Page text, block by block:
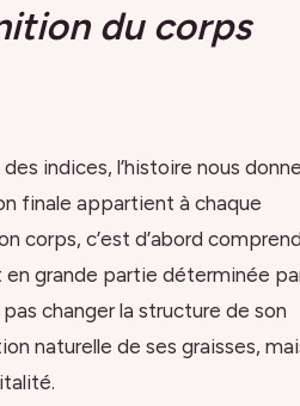
du corps
indices, l’histoire nous
finale appartient à chaque
corps, c’est d’abord
grande partie déterminée
changer la structure de son
naturelle de ses graisses,